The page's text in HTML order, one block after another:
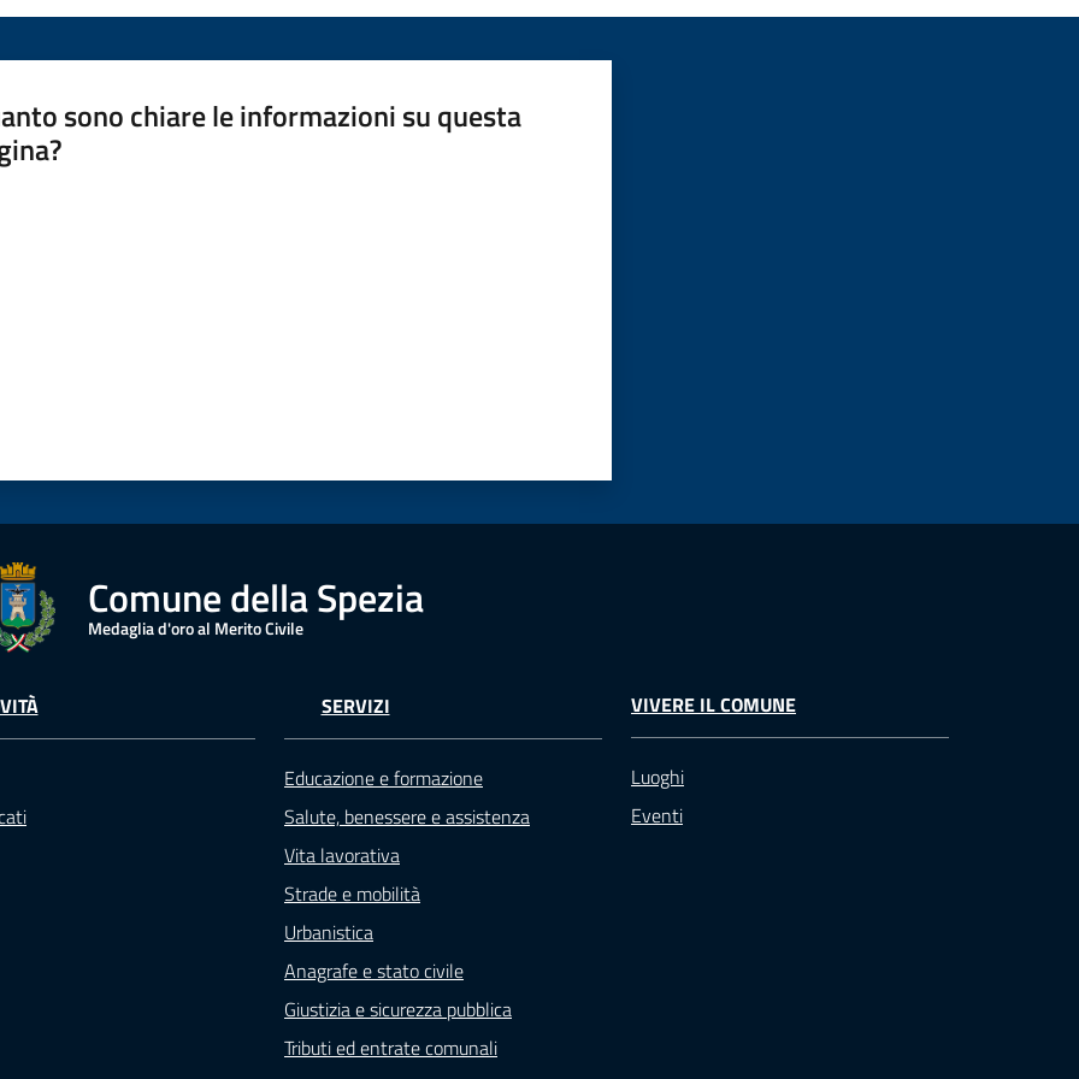
sono chiare le informazioni su questa
Comune della Spezia
Medaglia d'oro al Merito Civile
SERVIZI
Educazione e formazione
Salute, benessere e assistenza
Vita lavorativa
Strade e mobilità
Urbanistica
Anagrafe e stato civile
Giustizia e sicurezza pubblica
Tributi ed entrate comunali
VIVERE IL COMUNE
Luoghi
Eventi